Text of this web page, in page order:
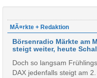
MÃ¤rkte + Redaktion
Börsenradio Märkte am
steigt weiter, heute
Doch so langsam
DAX jedenfalls steigt am